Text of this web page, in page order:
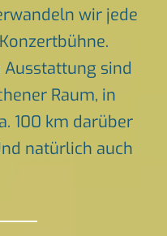
wir jede
sind
Raum, in
100 km darüber
natürlich auch